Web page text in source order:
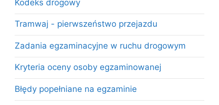
Kodeks drogowy
Tramwaj - pierwszeństwo przejazdu
Zadania egzaminacyjne w ruchu drogowym
Kryteria oceny osoby egzaminowanej
Błędy popełniane na egzaminie